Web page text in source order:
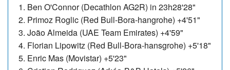
1. Ben O'Connor (Decathlon AG2R) in 23h28'28"
2. Primoz Roglic (Red Bull-Bora-hangrohe) +4'51"
3. João Almeida (UAE Team Emirates) +4'59"
4. Florian Lipowitz (Red Bull-Bora-hansgrohe) +5'18"
5. Enric Mas (Movistar) +5'23"